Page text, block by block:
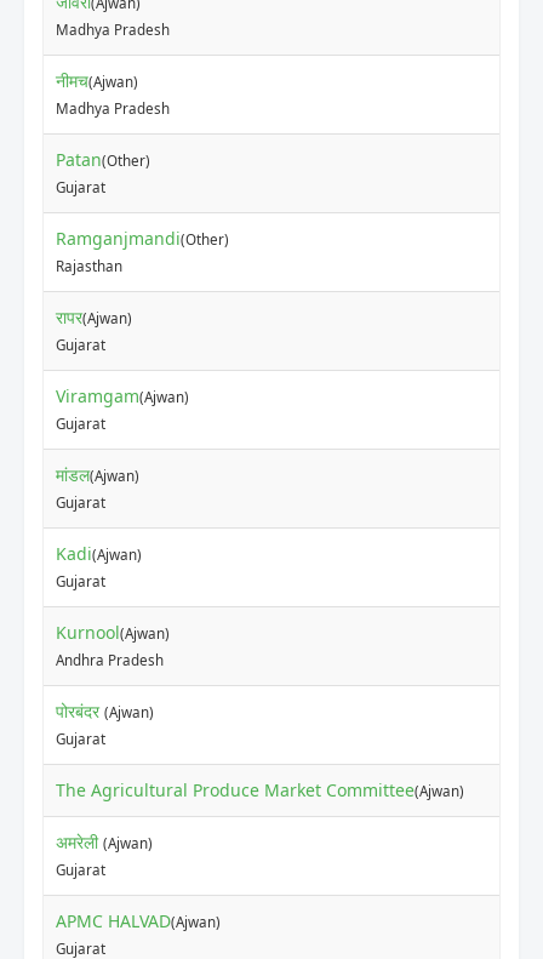
Madhya Pradesh
नीमच(Ajwan)
Madhya Pradesh
Patan(Other)
Gujarat
Ramganjmandi(Other)
Rajasthan
रापर(Ajwan)
Gujarat
Viramgam(Ajwan)
Gujarat
मांडल(Ajwan)
Gujarat
Kadi(Ajwan)
Gujarat
Kurnool(Ajwan)
Andhra Pradesh
पोरबंदर (Ajwan)
Gujarat
The Agricultural Produce Market Committee(Ajwan)
अमरेली (Ajwan)
Gujarat
APMC HALVAD(Ajwan)
Gujarat